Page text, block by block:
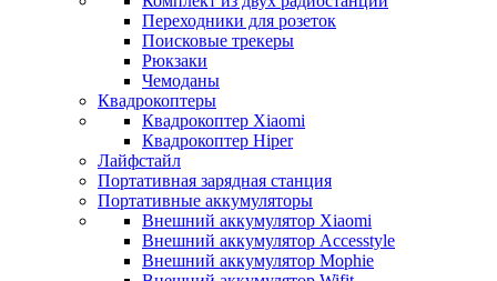
Переходники для розеток
Поисковые трекеры
Рюкзаки
Чемоданы
Квадрокоптеры
Квадрокоптер Xiaomi
Квадрокоптер Hiper
Лайфстайл
Портативная зарядная станция
Портативные аккумуляторы
Внешний аккумулятор Xiaomi
Внешний аккумулятор Accesstyle
Внешний аккумулятор Mophie